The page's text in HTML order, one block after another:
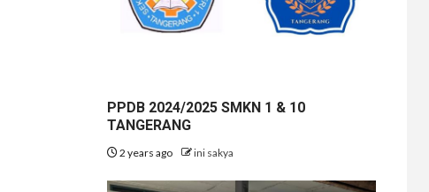
PPDB 2024/2025 SMKN 1 & 10
TANGERANG
2 years ago ini sakya